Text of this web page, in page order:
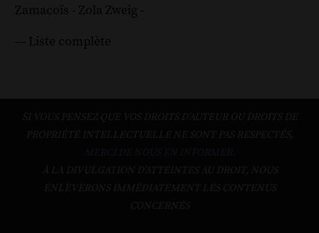
Zamacoïs - Zola Zweig -
--- Liste complète